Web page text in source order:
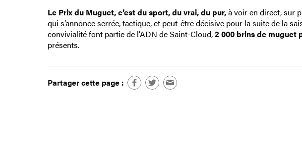
Le Prix du Muguet, c’est du sport, du vrai, du pur,à voir en direct, sur
qui s’annonce serrée, tactique, et peut-être décisive pour la suite de la
convivialité font partie de l’ADN de Saint-Cloud,2 000 brins de muguet
présents.
Partager cette page :